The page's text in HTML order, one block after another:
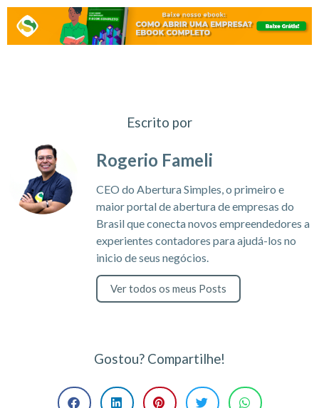
Escrito por
Rogerio Fameli
CEO do Abertura Simples, o primeiro e
maior portal de abertura de empresas do
Brasil que conecta novos empreendedores a
experientes contadores para ajudá-los no
inicio de seus negócios.
Ver todos os meus Posts
Gostou? Compartilhe!